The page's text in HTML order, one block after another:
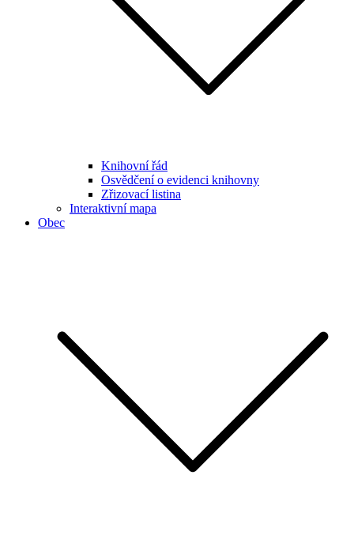
Knihovní řád
Osvědčení o evidenci knihovny
Zřizovací listina
Interaktivní mapa
Obec